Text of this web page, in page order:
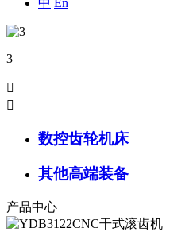
中 En
3


数控齿轮机床
其他高端装备
产品中心